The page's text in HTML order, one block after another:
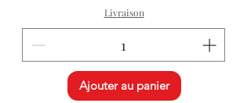
Livraison
Ajouter au panier